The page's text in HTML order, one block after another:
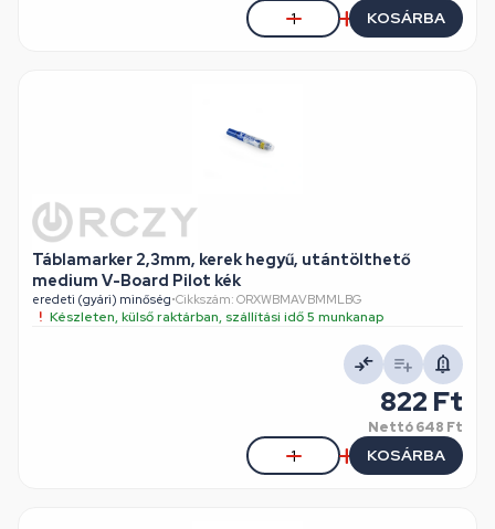
KOSÁRBA
Táblamarker 2,3mm, kerek hegyű, utántölthető
medium V-Board Pilot kék
eredeti (gyári) minőség•Cikkszám: ORXWBMAVBMMLBG
Készleten, külső raktárban, szállítási idő 5 munkanap
822 Ft
Nettó648 Ft
KOSÁRBA